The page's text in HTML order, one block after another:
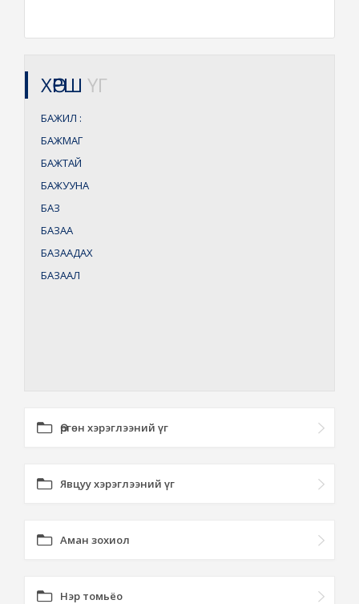
ХӨРШ ҮГ
БАЖИЛ :
БАЖМАГ
БАЖТАЙ
БАЖУУНА
БАЗ
БАЗАА
БАЗААДАХ
БАЗААЛ
Өргөн хэрэглээний үг
Явцуу хэрэглээний үг
Аман зохиол
Нэр томьёо